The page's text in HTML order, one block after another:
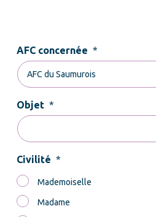
AFC concernée *
Objet *
Civilité *
Mademoiselle
Madame